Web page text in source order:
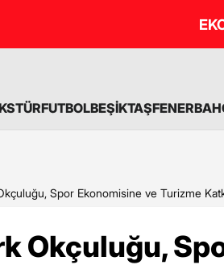
FUTBOLBEŞİKTAŞ
Spor Ekonomisine ve Turizme
Okçuluğu,